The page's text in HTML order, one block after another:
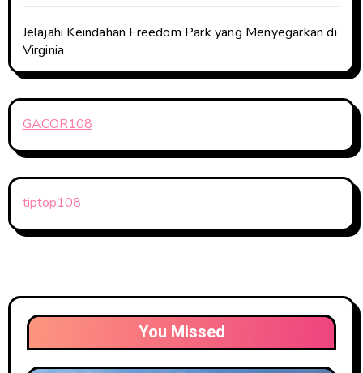
Jelajahi Keindahan Freedom Park yang Menyegarkan di
Virginia
GACOR108
tiptop108
You Missed